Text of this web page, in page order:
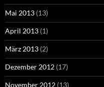
Mai 2013 (13)
April 2013 (1)
März 2013 (2)
Dezember 2012 (17)
November 2012 (13)